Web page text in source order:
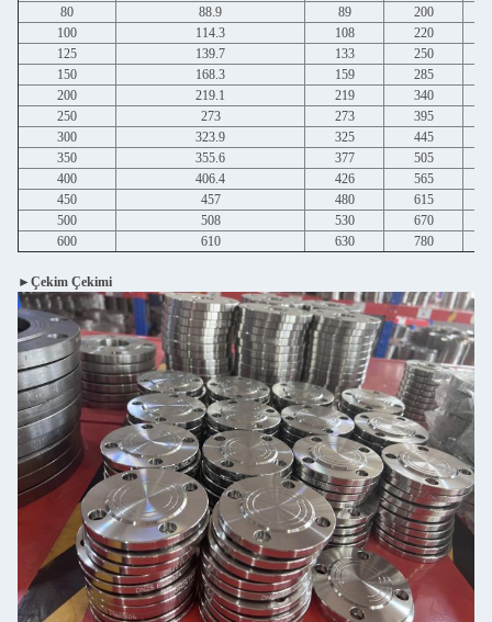
80
88.9 89
200
100
114.3 108
220
125
139.7 133
250
150
168.3 159
285
200
219.1 219
340
250
273 273
395
300
323.9 325
445
350
355.6 377
505
400
406.4 426
565
450
457 480
615
500
508 530
670
600
610 630 780
►Çekim Çekimi